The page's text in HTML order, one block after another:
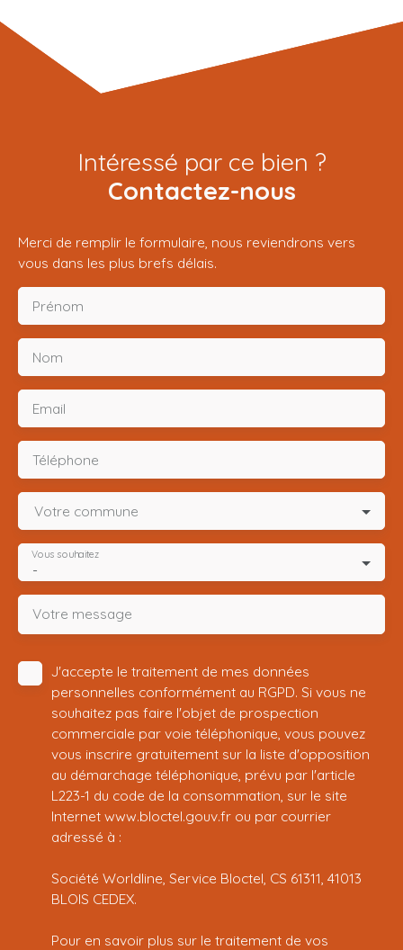
Intéressé par ce bien ?
Contactez-nous
Merci de remplir le formulaire, nous reviendrons vers
vous dans les plus brefs délais.
Prénom
Nom
Email
Téléphone
Votre commune
-
Vous souhaitez
Votre message
J'accepte le traitement de mes données
personnelles conformément au RGPD. Si vous ne
souhaitez pas faire l'objet de prospection
commerciale par voie téléphonique, vous pouvez
vous inscrire gratuitement sur la liste d'opposition
au démarchage téléphonique, prévu par l'article
L223-1 du code de la consommation, sur le site
Internet www.bloctel.gouv.fr ou par courrier
adressé à :
Société Worldline, Service Bloctel, CS 61311, 41013
BLOIS CEDEX.
Pour en savoir plus sur le traitement de vos